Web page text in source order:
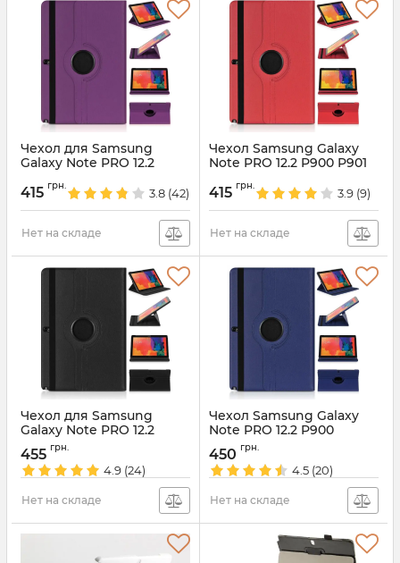
Чехол для Samsung
Galaxy Note PRO 12.2
Артикул:4281
415 грн.
3.8 (42)
Нет на складе
Чехол Samsung Galaxy
Note PRO 12.2 P900 P901
Артикул:4828
415 грн.
3.9 (9)
Нет на складе
Чехол для Samsung
Galaxy Note PRO 12.2
P900 Black
Артикул: 4280
455 грн.
4.9 (24)
Нет на складе
Чехол Samsung Galaxy
Note PRO 12.2 P900
DarkBlue
Артикул: 4279
450 грн.
4.5 (20)
Нет на складе